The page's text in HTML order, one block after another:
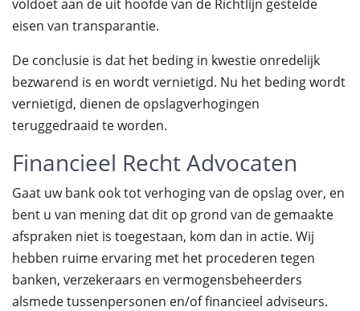
voldoet aan de uit hoofde van de Richtlijn gestelde
eisen van transparantie.
De conclusie is dat het beding in kwestie onredelijk
bezwarend is en wordt vernietigd. Nu het beding wordt
vernietigd, dienen de opslagverhogingen
teruggedraaid te worden.
Financieel Recht Advocaten
Gaat uw bank ook tot verhoging van de opslag over, en
bent u van mening dat dit op grond van de gemaakte
afspraken niet is toegestaan, kom dan in actie. Wij
hebben ruime ervaring met het procederen tegen
banken, verzekeraars en vermogensbeheerders
alsmede tussenpersonen en/of financieel adviseurs.